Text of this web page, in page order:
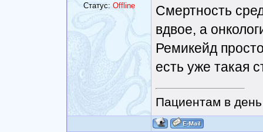
Статус: Offline
Смертность
вдвое, а
Ремикейд
есть уже такая
Пациентам в